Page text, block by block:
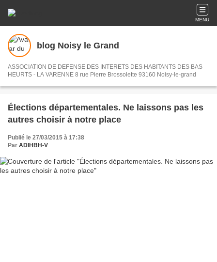
MENU
blog Noisy le Grand
ASSOCIATION DE DEFENSE DES INTERETS DES HABITANTS DES BAS
HEURTS - LA VARENNE 8 rue Pierre Brossolette 93160 Noisy-le-grand
Élections départementales. Ne laissons pas les
autres choisir à notre place
Publié le 27/03/2015 à 17:38
Par ADIHBH-V